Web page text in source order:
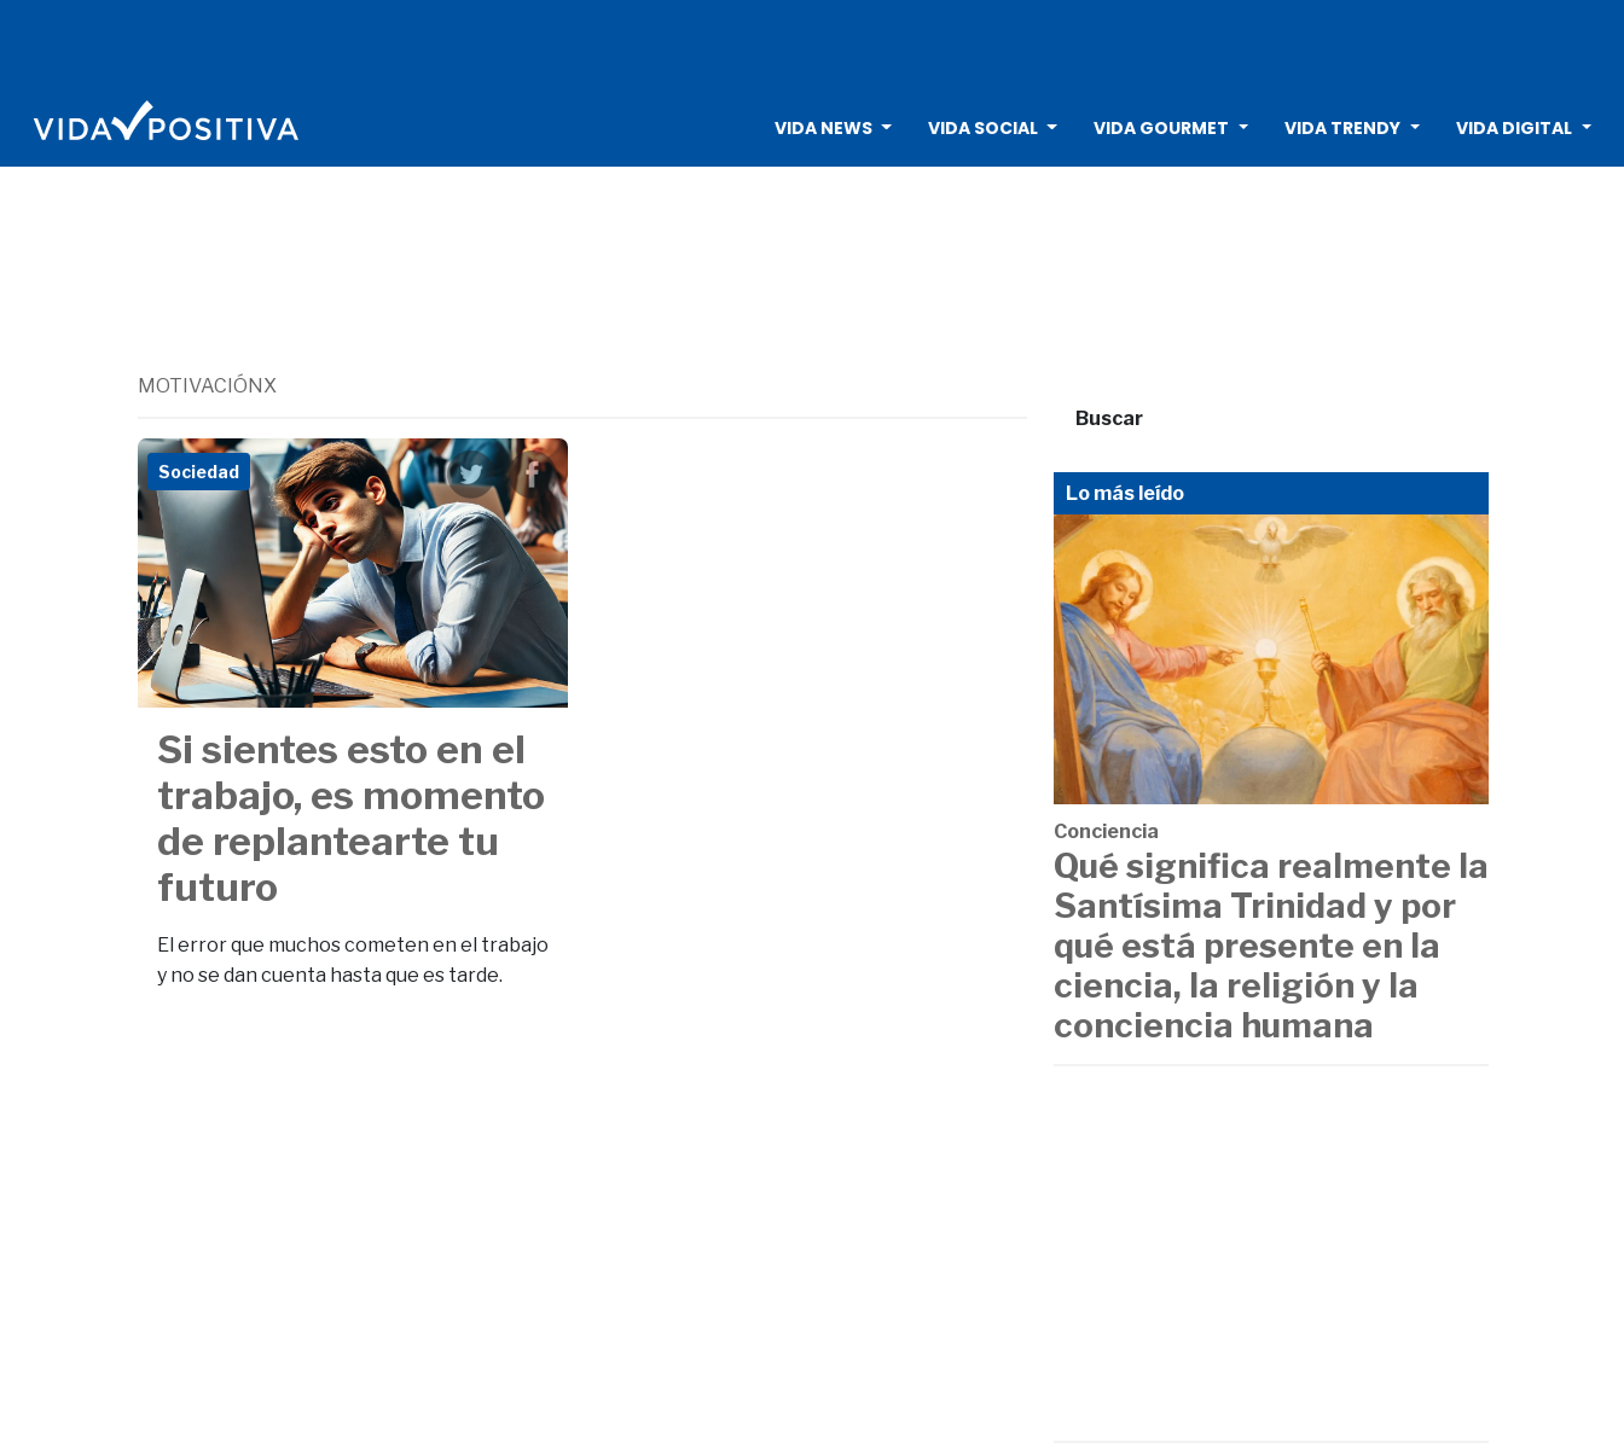
VIDA NEWS VIDA SOCIAL VIDA GOURMET VIDA TRENDY VIDA DIGITAL
MOTIVACIÓNX
Sociedad
Si sientes esto en el
trabajo, es momento
de replantearte tu
futuro
El error que muchos cometen en el trabajo
y no se dan cuenta hasta que es tarde.
Buscar
Lo más leído
Conciencia
Qué significa realmente la
Santísima Trinidad y por
qué está presente en la
ciencia, la religión y la
conciencia humana